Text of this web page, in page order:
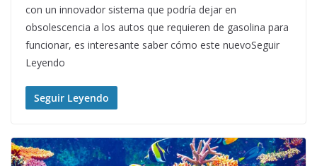
con un innovador sistema que podría dejar en
obsolescencia a los autos que requieren de gasolina para
funcionar, es interesante saber cómo este nuevoSeguir
Leyendo
Seguir Leyendo